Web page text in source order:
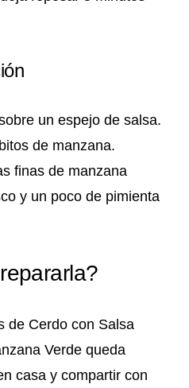
un espejo de salsa.
de manzana.
finas de manzana
y un poco de pimienta
de Cerdo con Salsa
Verde queda
casa y compartir con